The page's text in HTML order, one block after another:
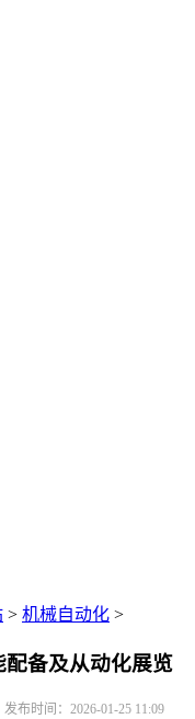
> 机械自动化 >
备及从动化展览
发布时间：2026-01-25 11:09